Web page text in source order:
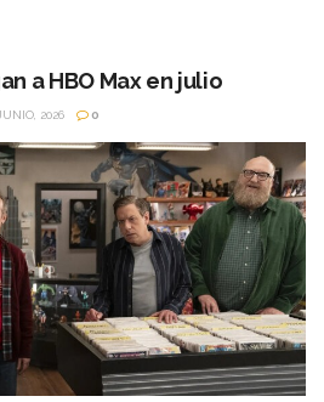
a las principales
negro y suspenso, pasando por
a HBO Max en julio
2026 0